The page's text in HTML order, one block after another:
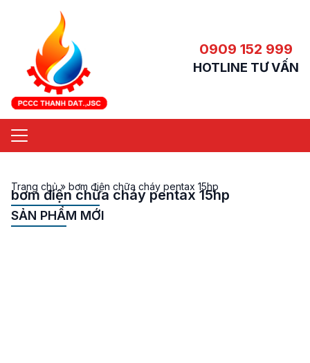
0909 152 999
HOTLINE TƯ VẤN
Trang chủ» bơm điện chữa cháy pentax 15hp
bơm điện chữa cháy pentax 15hp
SẢN PHẨM MỚI